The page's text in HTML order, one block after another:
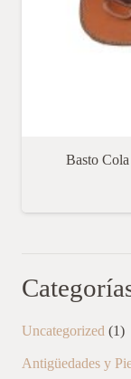
Basto
Uncategorized 11
Antigüedades y